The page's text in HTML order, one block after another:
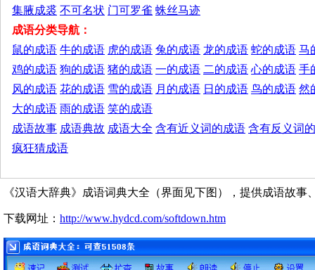
集腋成裘 不可名状 门可罗雀 蛛丝马迹
成语分类导航：
鼠的成语 牛的成语 虎的成语 兔的成语 龙的成语 蛇的成语 马
鸡的成语 狗的成语 猪的成语 一的成语 二的成语 心的成语 手
风的成语 花的成语 雪的成语 月的成语 日的成语 鸟的成语 然
大的成语 雨的成语 笑的成语
成语故事 成语典故 成语大全 含有近义词的成语 含有反义词
疯狂猜成语
《汉语大辞典》成语词典大全（界面见下图），提供成语故事
下载网址： http://www.hydcd.com/softdown.htm